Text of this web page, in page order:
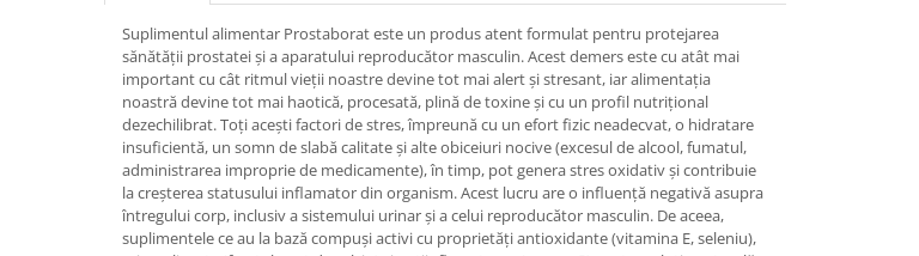
SUPLIMENTE IMUNITATE
COSMETICE FAȚĂ
CREME CORP-MASAJ-MAINI -
FOOD SEMINȚE- OLEAGINOASE
Suplimentul alimentar Prostaborat este un produs atent formulat pentru protejarea
sănătății prostatei și a aparatului reproducător masculin. Acest demers este cu atât mai
important cu cât ritmul vieții noastre devine tot mai alert și stresant, iar alimentația
noastră devine tot mai haotică, procesată, plină de toxine și cu un profil nutrițional
dezechilibrat. Toți acești factori de stres, împreună cu un efort fizic neadecvat, o hidratare
insuficientă, un somn de slabă calitate și alte obiceiuri nocive (excesul de alcool, fumatul,
administrarea improprie de medicamente), în timp, pot genera stres oxidativ și contribuie
la creșterea statusului inflamator din organism. Acest lucru are o influență negativă asupra
întregului corp, inclusiv a sistemului urinar și a celui reproducător masculin. De aceea,
suplimentele ce au la bază compuși activi cu proprietăți antioxidante (vitamina E, seleniu),